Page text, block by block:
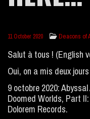
11 October 2020 Deacons of
Salut à tous ! (English
Oui, on a mis deux
9 octobre 2020:
Doomed Worlds, Part
Dolorem Records.